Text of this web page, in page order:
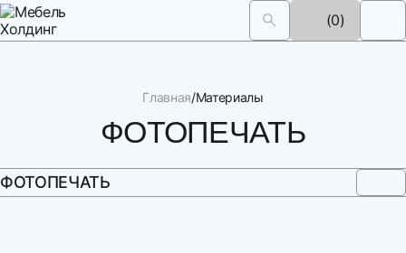
(0)
Главная Материалы
ФОТОПЕЧАТЬ
ФОТОПЕЧАТЬ